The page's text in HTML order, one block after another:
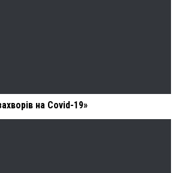
на Covid-19»